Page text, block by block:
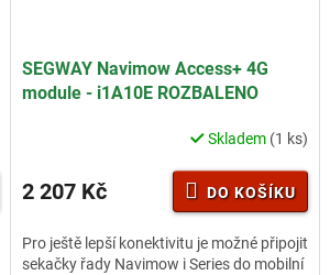
SEGWAY Navimow Access+ 4G
module - i1A10E ROZBALENO
Skladem (1 ks)
2 207 Kč DO KOŠÍKU
Pro ještě lepší konektivitu je možné připojit
sekačky řady Navimow i Series do mobilní